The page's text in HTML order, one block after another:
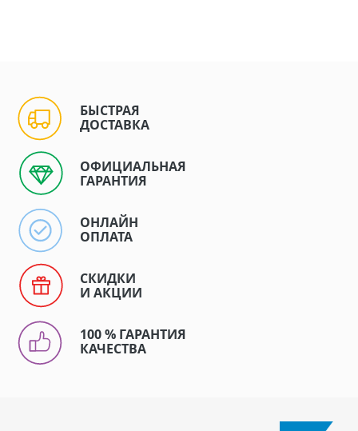
БЫСТРАЯ
ДОСТАВКА
ОФИЦИАЛЬНАЯ
ГАРАНТИЯ
ОНЛАЙН
ОПЛАТА
СКИДКИ
И АКЦИИ
100 % ГАРАНТИЯ
КАЧЕСТВА